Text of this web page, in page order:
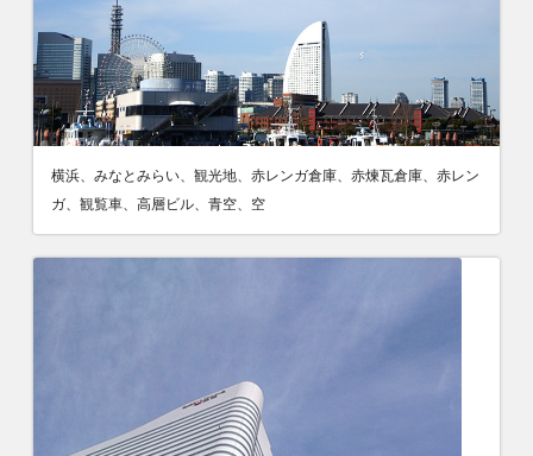
横浜、みなとみらい、観光地、赤レンガ倉庫、赤煉瓦倉庫、赤レン
ガ、観覧車、高層ビル、青空、空